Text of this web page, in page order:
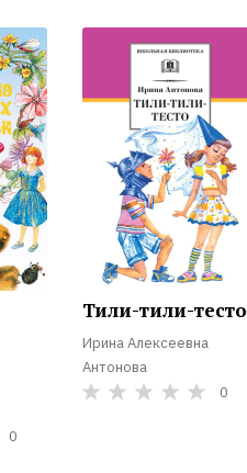
0
Тили-тили-тесто
Ирина Алексеевна
Антонова
0